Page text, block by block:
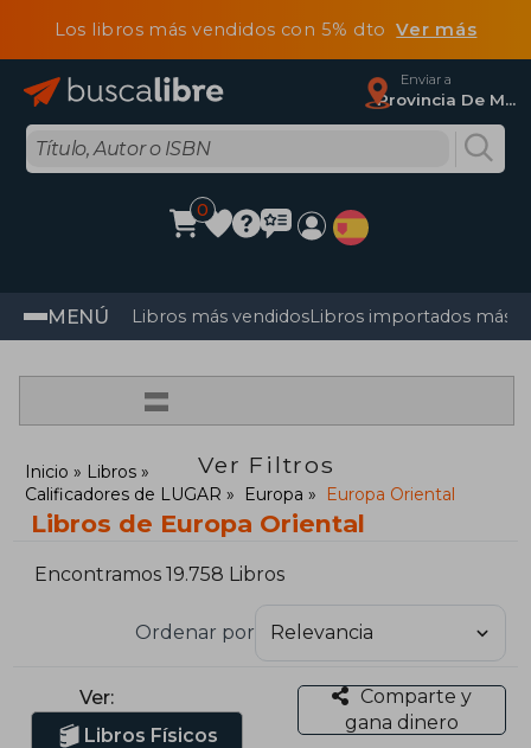
Los libros más vendidos con 5% dtoVer más
Enviar a
Provincia De Madrid
0
MENÚ Libros más vendidosLibros importados más
=
Ver Filtros
Inicio
Libros
Calificadores de LUGAR
Europa Europa Oriental
Libros de Europa Oriental
Encontramos 19.758 Libros
Ordenar por
Ver:
Libros Físicos
Comparte y
gana dinero